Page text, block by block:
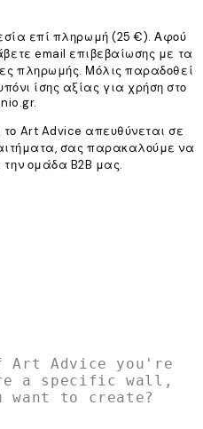
επί πληρωμή (25 €). Αφού
email επιβεβαίωσης με τα
πληρωμής. Μόλις παραδοθεί
ίσης αξίας για χρήση στο
Art Advice απευθύνεται σε
σας παρακαλούμε να
την ομάδα B2B μας.